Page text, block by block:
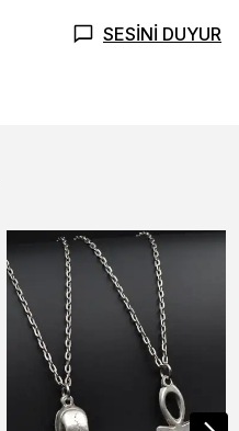
SESİNİ DUYUR